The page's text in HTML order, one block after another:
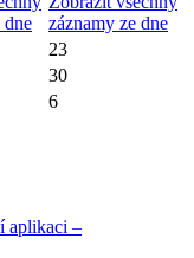
dne
záznamy ze dne
23
30
6
aplikaci –